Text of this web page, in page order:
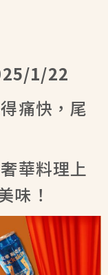
1/22
痛快，尾
奢華料理上
味！